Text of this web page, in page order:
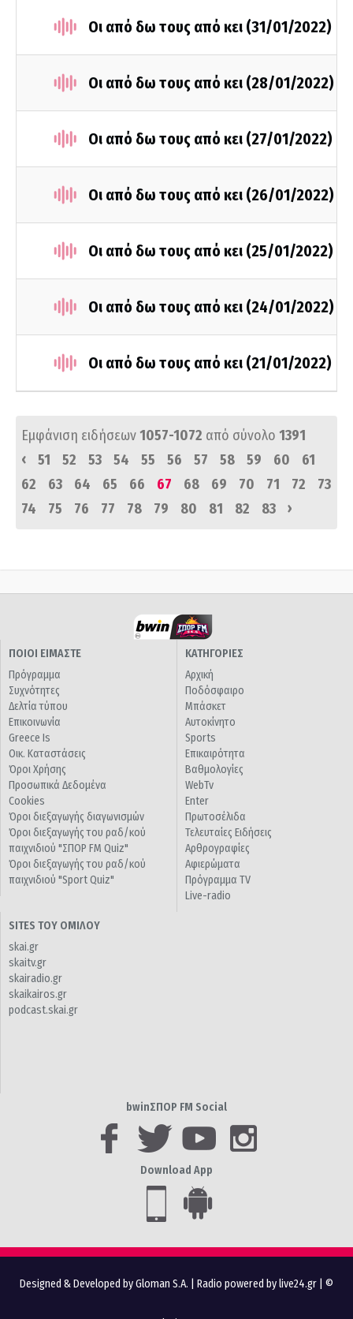
Οι από δω τους από κει (31/01/2022)
Οι από δω τους από κει (28/01/2022)
Οι από δω τους από κει (27/01/2022)
Οι από δω τους από κει (26/01/2022)
Οι από δω τους από κει (25/01/2022)
Οι από δω τους από κει (24/01/2022)
Οι από δω τους από κει (21/01/2022)
Εμφάνιση ειδήσεων1057-1072 από σύνολο 1391
‹
51 52 53 54 55 56 57 58 59 60
61
62
63 64 65 66 67 68 69 70 71 72
73
74
75 76 77 78 79 80 81 82 83 ›
ΠΟΙΟΙ ΕΙΜΑΣΤΕ
Πρόγραμμα
Συχνότητες
Δελτία τύπου
Επικοινωνία
Greece Is
Οικ. Καταστάσεις
Όροι Χρήσης
Προσωπικά Δεδομένα
Cookies
Όροι διεξαγωγής διαγωνισμών
Όροι διεξαγωγής του ραδ/κού
παιχνιδιού "ΣΠΟΡ FM Quiz"
Όροι διεξαγωγής του ραδ/κού
παιχνιδιού "Sport Quiz"
ΚΑΤΗΓΟΡΙΕΣ
Αρχική
Ποδόσφαιρο
Μπάσκετ
Αυτοκίνητο
Sports
Επικαιρότητα
Βαθμολογίες
WebTv
Enter
Πρωτοσέλιδα
Τελευταίες Ειδήσεις
Αρθρογραφίες
Αφιερώματα
Πρόγραμμα TV
Live-radio
SITES ΤΟΥ ΟΜΙΛΟΥ
skai.gr
skaitv.gr
skairadio.gr
skaikairos.gr
podcast.skai.gr
bwinΣΠΟΡ FM Social
Download App
Designed & Developed by Gloman S.A. Radio powered by live24.gr | ©